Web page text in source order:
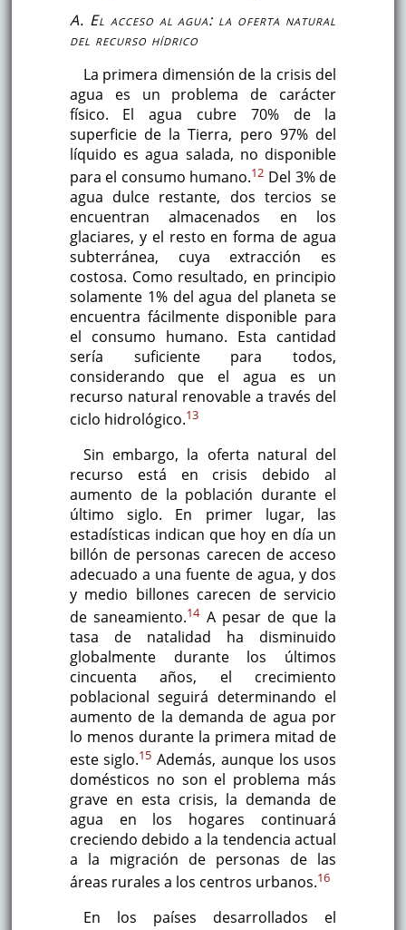
A. El acceso al agua: la oferta natural
del recurso hídrico
La primera dimensión de la crisis del
agua es un problema de carácter
físico. El agua cubre 70% de la
superficie de la Tierra, pero 97% del
líquido es agua salada, no disponible
para el consumo humano.12 Del 3% de
agua dulce restante, dos tercios se
encuentran almacenados en los
glaciares, y el resto en forma de agua
subterránea, cuya extracción es
costosa. Como resultado, en principio
solamente 1% del agua del planeta se
encuentra fácilmente disponible para
el consumo humano. Esta cantidad
sería suficiente para todos,
considerando que el agua es un
recurso natural renovable a través del
ciclo hidrológico.13
Sin embargo, la oferta natural del
recurso está en crisis debido al
aumento de la población durante el
último siglo. En primer lugar, las
estadísticas indican que hoy en día un
billón de personas carecen de acceso
adecuado a una fuente de agua, y dos
y medio billones carecen de servicio
de saneamiento.14A pesar de que la
tasa de natalidad ha disminuido
globalmente durante los últimos
cincuenta años, el crecimiento
poblacional seguirá determinando el
aumento de la demanda de agua por
lo menos durante la primera mitad de
este siglo.15 Además, aunque los usos
domésticos no son el problema más
grave en esta crisis, la demanda de
agua en los hogares continuará
creciendo debido a la tendencia actual
a la migración de personas de las
áreas rurales a los centros urbanos.16
En los países desarrollados el